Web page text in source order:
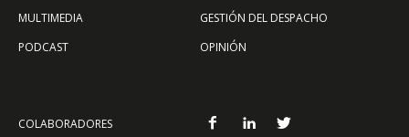
MULTIMEDIA
PODCAST
GESTIÓN DEL DESPACHO
OPINIÓN
COLABORADORES